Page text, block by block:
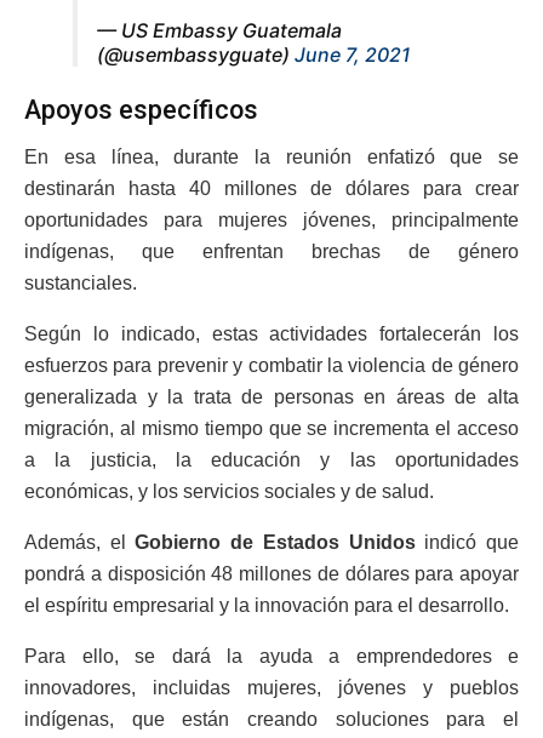
— US Embassy Guatemala
(@usembassyguate) June 7, 2021
Apoyos específicos
En esa línea, durante la reunión enfatizó que se
destinarán hasta 40 millones de dólares para crear
oportunidades para mujeres jóvenes, principalmente
indígenas, que enfrentan brechas de género
sustanciales.
Según lo indicado, estas actividades fortalecerán los
esfuerzos para prevenir y combatir la violencia de género
generalizada y la trata de personas en áreas de alta
migración, al mismo tiempo que se incrementa el acceso
a la justicia, la educación y las oportunidades
económicas, y los servicios sociales y de salud.
Además, elGobierno de Estados Unidosindicó que
pondrá a disposición 48 millones de dólares para apoyar
el espíritu empresarial y la innovación para el desarrollo.
Para ello, se dará la ayuda a emprendedores e
innovadores, incluidas mujeres, jóvenes y pueblos
indígenas, que están creando soluciones para el